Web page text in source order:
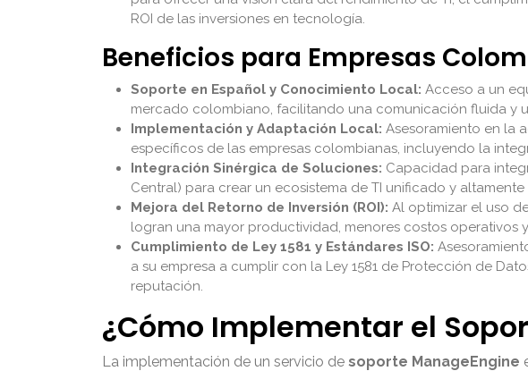
ROI de las inversiones en tecnología.
Beneficios para Empresas
Soporte en Español y Conocimiento Local: Acceso a un
mercado colombiano, facilitando una comunicación fluida y
Implementación y Adaptación Local: Asesoramiento en la
específicos de las empresas colombianas, incluyendo la
Integración Sinérgica de Soluciones: Capacidad para
Central) para crear un ecosistema de TI unificado y
Mejora del Retorno de Inversión (ROI): Al optimizar el uso
logran una mayor productividad, menores costos operativos
Cumplimiento de Ley 1581 y Estándares ISO:
a su empresa a cumplir con la Ley 1581 de Protección de
reputación.
¿Cómo Implementar el
La implementación de un servicio de soporte ManageEngine